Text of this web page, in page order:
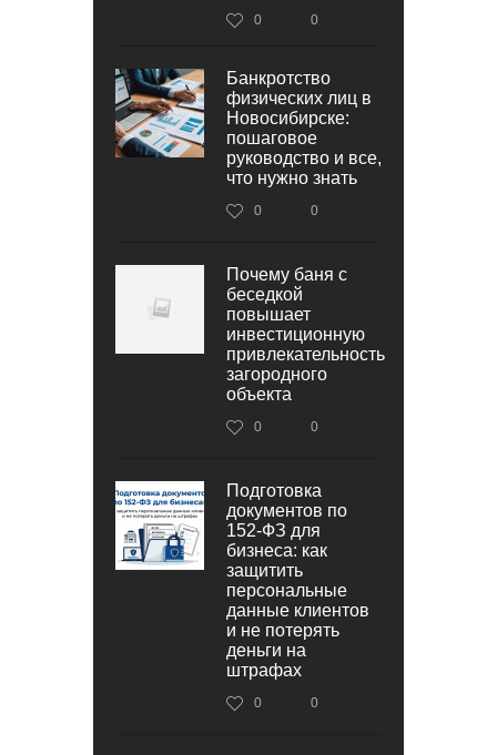
0 0
Банкротство
физических лиц в
Новосибирске:
пошаговое
руководство и все,
что нужно знать
0 0
Почему баня с
беседкой
повышает
инвестиционную
привлекательность
загородного
объекта
0 0
Подготовка
документов по
152‑ФЗ для
бизнеса: как
защитить
персональные
данные клиентов
и не потерять
деньги на
штрафах
0 0